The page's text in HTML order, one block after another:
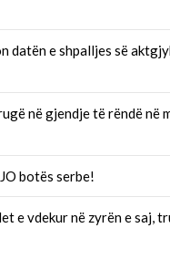
datën e shpalljes së
në gjendje të rëndë në
botës serbe!
e vdekur në zyrën e saj,